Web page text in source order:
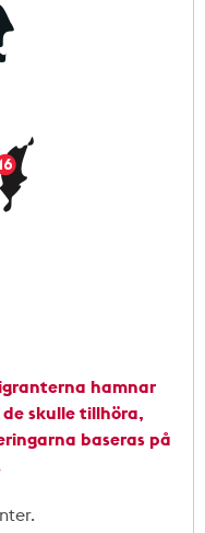
hamnar
skulle tillhöra,
baseras på